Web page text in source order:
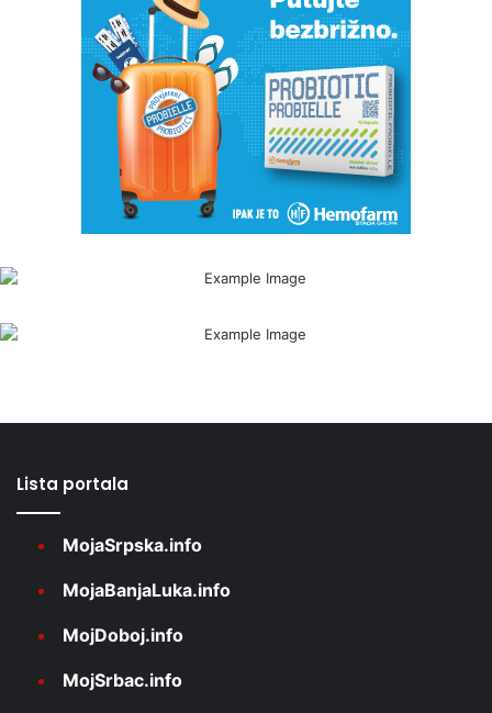
Lista portala
MojaSrpska.info
MojaBanjaLuka.info
MojDoboj.info
MojSrbac.info